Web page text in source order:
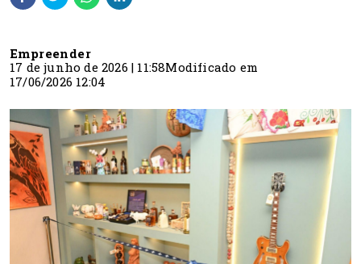
Empreender
17 de junho de 2026 | 11:58Modificado em
17/06/2026 12:04